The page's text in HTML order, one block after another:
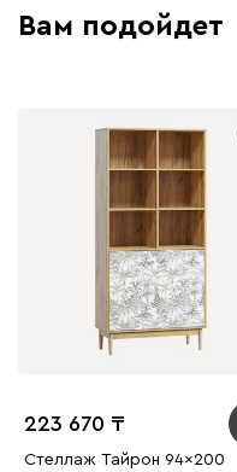
Вам подойдет
223 670
Стеллаж Тайрон 94x200